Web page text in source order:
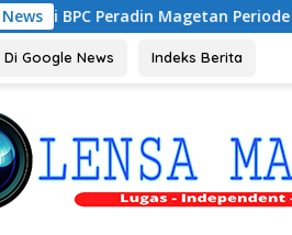
Magetan Periode 2026–2028,
Di Google News Indeks Berita